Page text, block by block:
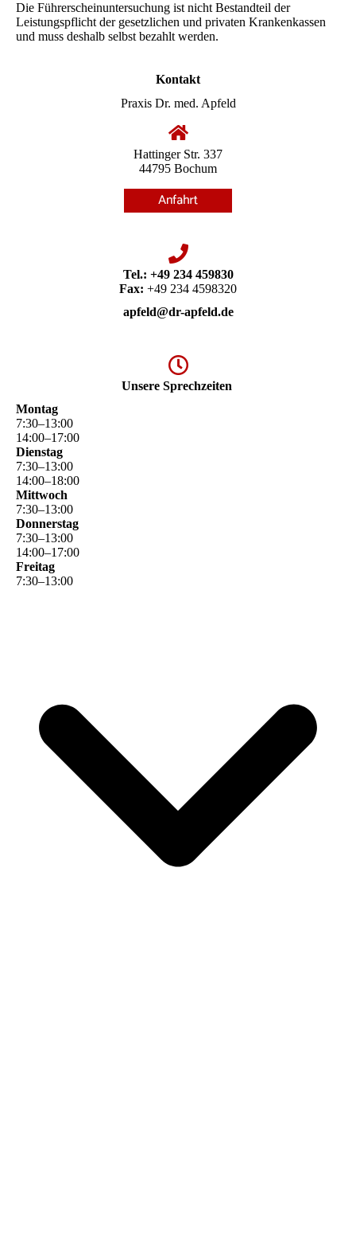
Die Führerscheinuntersuchung ist nicht Bestandteil der
Leistungspflicht der gesetzlichen und privaten Krankenkassen
und muss deshalb selbst bezahlt werden.
Kontakt
Praxis Dr. med. Apfeld
Hattinger Str. 337
44795 Bochum
Tel.: +49 234 459830
Fax: +49 234 4598320
apfeld@dr-apfeld.de
Unsere Sprechzeiten
Montag
7:30–13:00
14:00–17:00
Dienstag
7:30–13:00
14:00–18:00
Mittwoch
7:30–13:00
Donnerstag
7:30–13:00
14:00–17:00
Freitag
7:30–13:00